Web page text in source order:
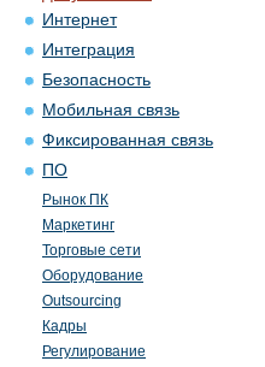
Интернет
Интеграция
Безопасность
Мобильная связь
Фиксированная связь
ПО
Рынок ПК
Маркетинг
Торговые сети
Оборудование
Outsourcing
Кадры
Регулирование